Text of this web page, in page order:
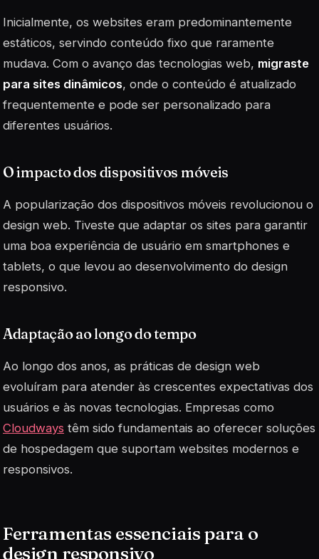
Inicialmente, os websites eram predominantemente
estáticos, servindo conteúdo fixo que raramente
mudava. Com o avanço das tecnologias web, migraste
para sites dinâmicos, onde o conteúdo é atualizado
frequentemente e pode ser personalizado para
diferentes usuários.
O impacto dos dispositivos móveis
A popularização dos dispositivos móveis revolucionou o
design web. Tiveste que adaptar os sites para garantir
uma boa experiência de usuário em smartphones e
tablets, o que levou ao desenvolvimento do design
responsivo.
Adaptação ao longo do tempo
Ao longo dos anos, as práticas de design web
evoluíram para atender às crescentes expectativas dos
usuários e às novas tecnologias. Empresas como
Cloudways têm sido fundamentais ao oferecer soluções
de hospedagem que suportam websites modernos e
responsivos.
Ferramentas essenciais para o
design responsivo